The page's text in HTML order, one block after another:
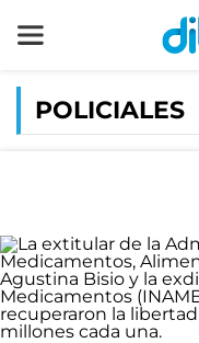
POLICIALES